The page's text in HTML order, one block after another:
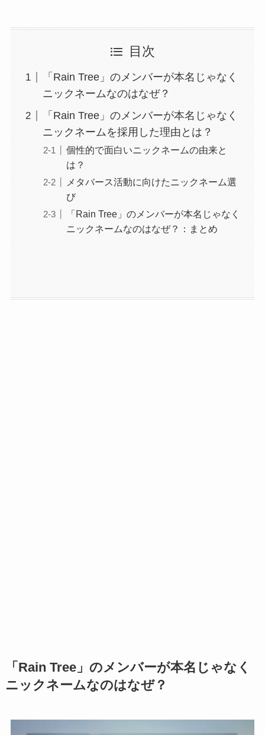
目次
「Rain Tree」のメンバーが本名じゃなく
ニックネームなのはなぜ？
「Rain Tree」のメンバーが本名じゃなく
ニックネームを採用した理由とは？
個性的で面白いニックネームの由来と
は？
メタバース活動に向けたニックネーム選
び
「Rain Tree」のメンバーが本名じゃなく
ニックネームなのはなぜ？：まとめ
「Rain Tree」のメンバーが本名じゃなく
ニックネームなのはなぜ？